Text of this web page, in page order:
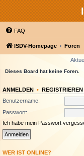
FAQ
ISDV-Homepage Foren
Dieses Board hat keine Foren.
ANMELDEN • REGISTRIEREN
Benutzername:
Passwort:
Ich habe mein Passwort
WER IST ONLINE?